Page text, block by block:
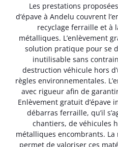
Les prestations
d’épave à Andelu couvrent
recyclage ferraille et à
métalliques. L’enlèvement
solution pratique pour se
inutilisable sans
destruction véhicule hors
règles environnementales.
avec rigueur afin de
Enlèvement gratuit d’épave
débarras ferraille, qu’il
chantiers, de véhicules
métalliques encombrants.
permet de valoriser ces